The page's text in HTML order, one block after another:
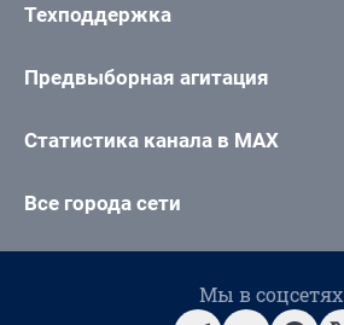
Техподдержка
Предвыборная агитация
Статистика канала в MAX
Все города сети
Мы в соцсетях